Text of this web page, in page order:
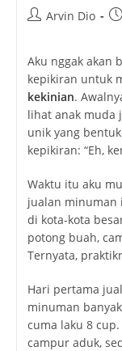
PostArvin Dio
Aku nggak akan
kepikiran untuk
kekinian.
lihat anak muda
unik yang
kepikiran: “Eh,
Waktu itu aku
jualan minuman
di kota-kota
potong buah,
Ternyata,
Hari pertama
minuman
cuma laku 8
campur aduk,